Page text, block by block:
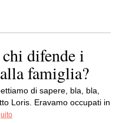
difende i
famiglia?
di sapere, bla, bla,
Loris. Eravamo occupati in